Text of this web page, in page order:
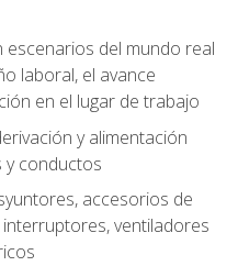
escenarios del mundo real
laboral, el avance
en el lugar de trabajo
y alimentación
y conductos
accesorios de
ventiladores